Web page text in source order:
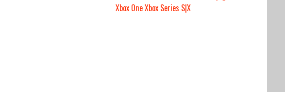
Xbox OneXbox Series S|X